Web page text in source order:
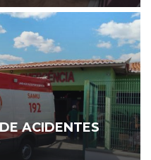
ACIDENTES